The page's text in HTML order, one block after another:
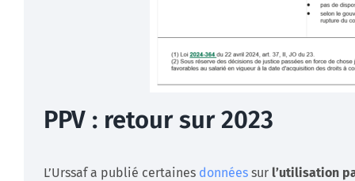
PPV : retour sur 2023
L’Urssaf a publié certaines données sur l’utilisation